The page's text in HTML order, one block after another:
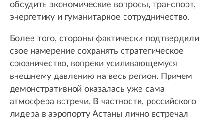
обсудить экономические вопросы, транспорт,
энергетику и гуманитарное сотрудничество.
Более того, стороны фактически подтвердили
свое намерение сохранять стратегическое
союзничество, вопреки усиливающемуся
внешнему давлению на весь регион. Причем
демонстративной оказалась уже сама
атмосфера встречи. В частности, российского
лидера в аэропорту Астаны лично встречал